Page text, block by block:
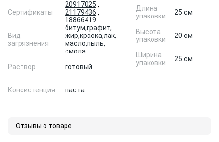
Сертификаты
20917025 ,
21179436 ,
18866419
Вид
загрязнения
битум,графит,
жир,краска,лак,
масло,пыль,
смола
Раствор
готовый
Консистенция паста
Длина
упаковки
25 см
Высота
упаковки
20 см
Ширина
упаковки
25 см
Отзывы о товаре